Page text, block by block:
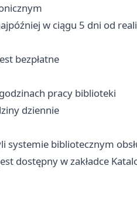
w ciągu 5 dni od
bezpłatne
pracy biblioteki
dziennie
systemie bibliotecznym
dostępny w zakładce